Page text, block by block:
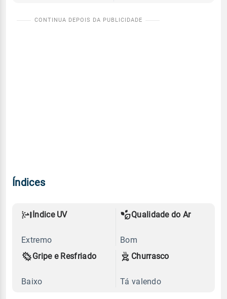
Índices
Índice UV
Extremo
Qualidade do Ar
Bom
Gripe e Resfriado
Baixo
Churrasco
Tá valendo